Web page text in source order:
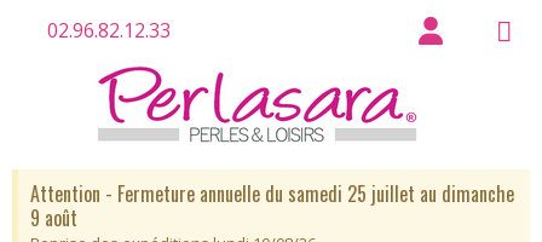
02.96.82.12.33
Attention - Fermeture annuelle du samedi 25 juillet au dimanche
9 août